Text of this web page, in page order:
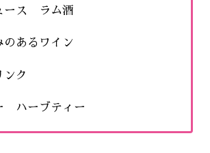
ース ラム酒
あるワイン
ンク
ハーブティー